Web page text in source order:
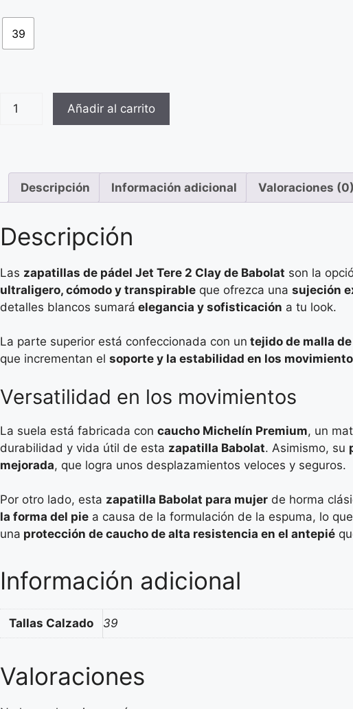
39
Añadir al carrito
Descripción Información adicional Valoraciones (0)
Descripción
Las zapatillas de pádel Jet Tere 2 Clay de Babolat son la
ultraligero, cómodo y transpirable que ofrezca una sujeción
detalles blancos sumará elegancia y sofisticación a tu look.
La parte superior está confeccionada con un tejido de malla
que incrementan el soporte y la estabilidad en los
Versatilidad en los movimientos
La suela está fabricada con caucho Michelín Premium, un
durabilidad y vida útil de esta zapatilla Babolat. Asimismo, su
mejorada, que logra unos desplazamientos veloces y seguros.
Por otro lado, esta zapatilla Babolat para mujer de horma
la forma del pie a causa de la formulación de la espuma, lo
una protección de caucho de alta resistencia en el antepié
Información adicional
Tallas Calzado 39
Valoraciones